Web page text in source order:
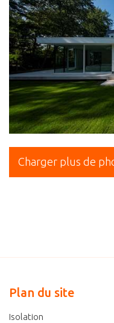
Plan du site
Isolation